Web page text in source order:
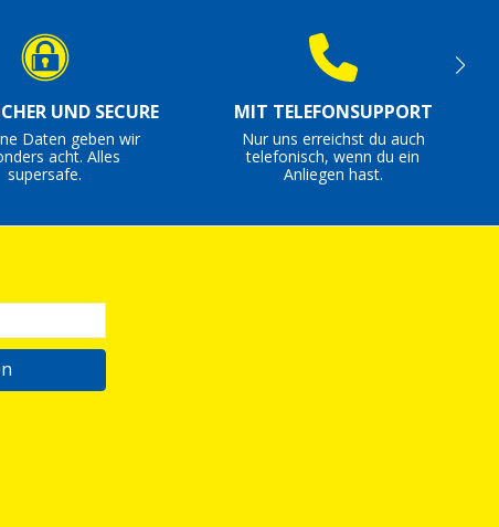
UND SECURE
Daten geben wir
acht. Alles
supersafe.
MIT TELEFONSUPPORT
Nur uns erreichst du auch
telefonisch, wenn du ein
Anliegen hast.